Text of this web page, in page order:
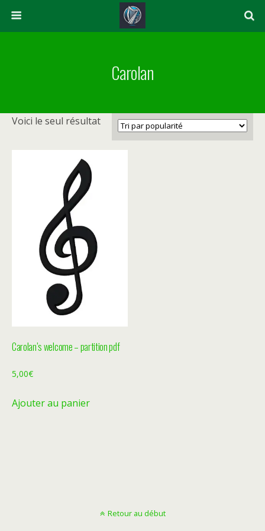
Carolan
Voici le seul résultat
Carolan’s welcome – partition pdf
5,00€
Ajouter au panier
Retour au début